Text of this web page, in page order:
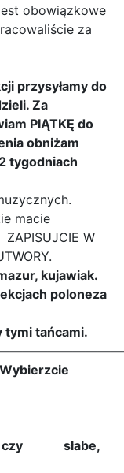
obowiązkowe
za
przysyłamy do
Za
PIĄTKĘ do
obniżam
tygodniach
macie
W
kujawiak.
poloneza
tymi tańcami.
czy słabe,